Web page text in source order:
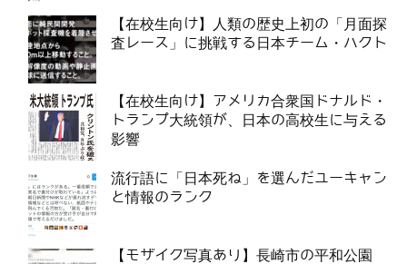
【在校生向け】人類の歴史上初の「月面探
査レース」に挑戦する日本チーム・ハクト
【在校生向け】アメリカ合衆国ドナルド・
トランプ大統領が、日本の高校生に与える
影響
流行語に「日本死ね」を選んだユーキャン
と情報のランク
【モザイク写真あり】長崎市の平和公園